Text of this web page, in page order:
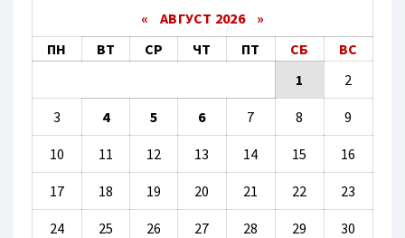
« АВГУСТ 2026 »
ПН
ВТ СР ЧТ ПТ СБ
ВС
1
2
3 4 5 6 7 8 9
10 11 12 13 14 15 16
17 18 19 20 21 22 23
24 25 26 27 28 29 30